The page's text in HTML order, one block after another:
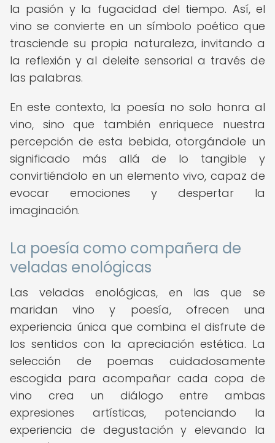
la pasión y la fugacidad del tiempo. Así, el
vino se convierte en un símbolo poético que
trasciende su propia naturaleza, invitando a
la reflexión y al deleite sensorial a través de
las palabras.
En este contexto, la poesía no solo honra al
vino, sino que también enriquece nuestra
percepción de esta bebida, otorgándole un
significado más allá de lo tangible y
convirtiéndolo en un elemento vivo, capaz de
evocar emociones y despertar la
imaginación.
La poesía como compañera de
veladas enológicas
Las veladas enológicas, en las que se
maridan vino y poesía, ofrecen una
experiencia única que combina el disfrute de
los sentidos con la apreciación estética. La
selección de poemas cuidadosamente
escogida para acompañar cada copa de
vino crea un diálogo entre ambas
expresiones artísticas, potenciando la
experiencia de degustación y elevando la